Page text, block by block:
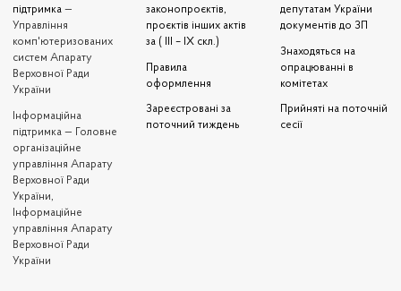
підтримка —
Управління
комп'ютеризованих
систем Апарату
Верховної Ради
України
Iнформаційна
підтримка — Головне
організаційне
управління Апарату
Верховної Ради
України,
Інформаційне
управління Апарату
Верховної Ради
України
законопроєктів,
проєктів інших актів
за ( III – IX скл.)
Правила
оформлення
Зареєстровані за
поточний тиждень
депутатам України
документів до ЗП
Знаходяться на
опрацюванні в
комітетах
Прийняті на поточній
сесії